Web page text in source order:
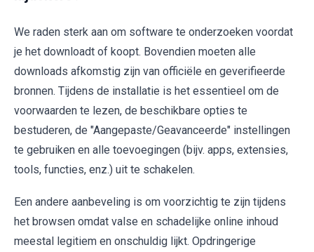
We raden sterk aan om software te onderzoeken voordat
je het downloadt of koopt. Bovendien moeten alle
downloads afkomstig zijn van officiële en geverifieerde
bronnen. Tijdens de installatie is het essentieel om de
voorwaarden te lezen, de beschikbare opties te
bestuderen, de "Aangepaste/Geavanceerde" instellingen
te gebruiken en alle toevoegingen (bijv. apps, extensies,
tools, functies, enz.) uit te schakelen.
Een andere aanbeveling is om voorzichtig te zijn tijdens
het browsen omdat valse en schadelijke online inhoud
meestal legitiem en onschuldig lijkt. Opdringerige